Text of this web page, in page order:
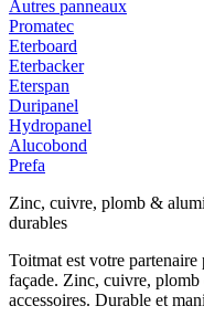
Autres panneaux
Promatec
Eterboard
Eterbacker
Eterspan
Duripanel
Hydropanel
Alucobond
Prefa
Zinc, cuivre, plomb &
durables
Toitmat est votre
façade. Zinc, cuivre, plomb
accessoires. Durable et